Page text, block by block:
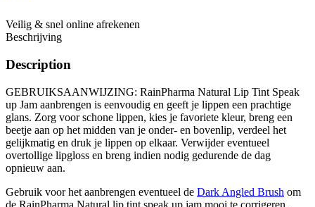
Veilig & snel online afrekenen
Beschrijving
Description
GEBRUIKSAANWIJZING: RainPharma Natural Lip Tint Speak
up Jam aanbrengen is eenvoudig en geeft je lippen een prachtige
glans. Zorg voor schone lippen, kies je favoriete kleur, breng een
beetje aan op het midden van je onder- en bovenlip, verdeel het
gelijkmatig en druk je lippen op elkaar. Verwijder eventueel
overtollige lipgloss en breng indien nodig gedurende de dag
opnieuw aan.
Gebruik voor het aanbrengen eventueel de Dark Angled Brush om
de RainPharma Natural lip tint speak up jam mooi te corrigeren.